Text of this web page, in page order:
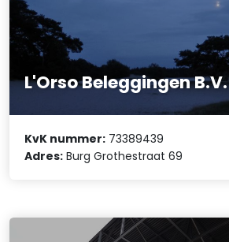
L'Orso Beleggingen B.V.
KvK nummer: 73389439
Adres: Burg Grothestraat 69